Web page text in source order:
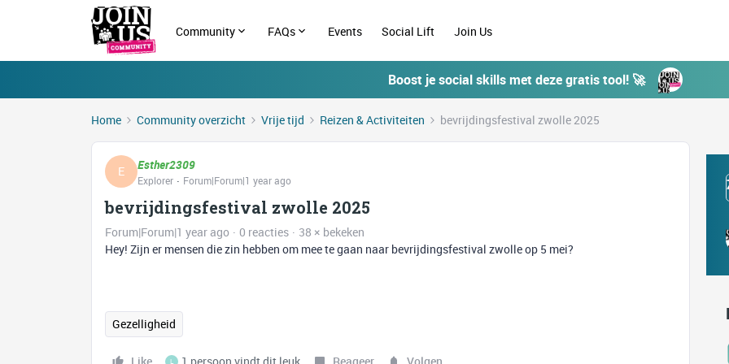
Community FAQs Events Social Lift Join Us
Boost je social skills met deze gratis tool! 🚀
Home Community overzicht Vrije tijd Reizen & Activiteiten bevrijdingsfestival zwolle 2025
E Esther2309
Explorer Forum|Forum|1 year ago
bevrijdingsfestival zwolle 2025
Forum|Forum|1 year ago 0 reacties
38 × bekeken
Hey! Zijn er mensen die zin hebben om mee te gaan naar bevrijdingsfestival zwolle op 5 mei?
Gezelligheid
L